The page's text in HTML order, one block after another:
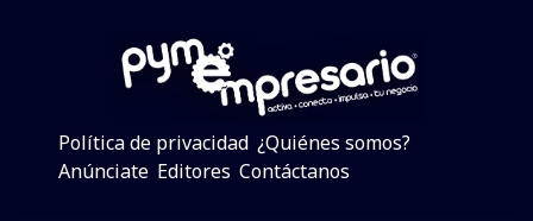
Política de privacidad ¿Quiénes somos?
Anúnciate Editores Contáctanos